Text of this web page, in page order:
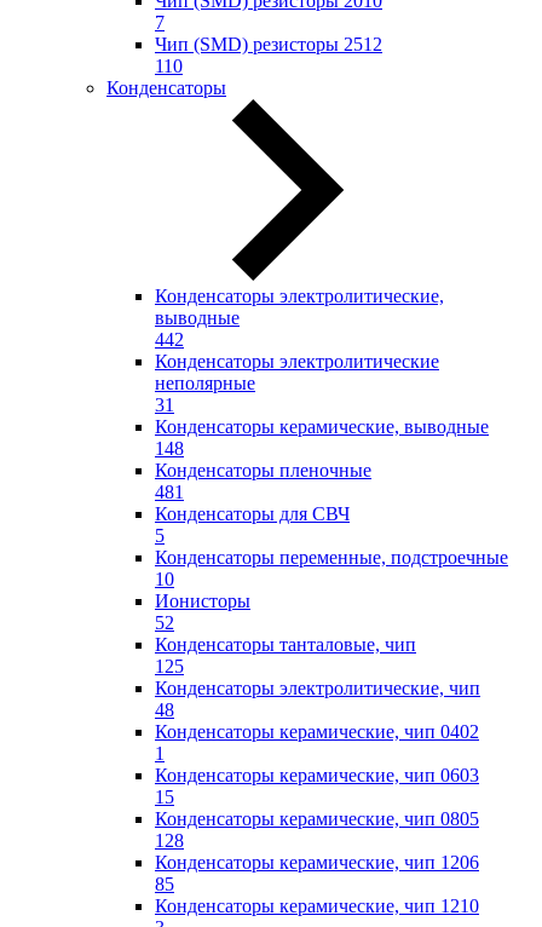
7
Чип (SMD) резисторы 2512
110
Конденсаторы
Конденсаторы электролитические,
выводные
442
Конденсаторы электролитические
неполярные
31
Конденсаторы керамические, выводные
148
Конденсаторы пленочные
481
Конденсаторы для СВЧ
5
Конденсаторы переменные, подстроечные
10
Ионисторы
52
Конденсаторы танталовые, чип
125
Конденсаторы электролитические, чип
48
Конденсаторы керамические, чип 0402
1
Конденсаторы керамические, чип 0603
15
Конденсаторы керамические, чип 0805
128
Конденсаторы керамические, чип 1206
85
Конденсаторы керамические, чип 1210